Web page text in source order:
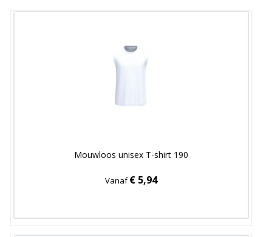
Mouwloos unisex T-shirt 190
Vanaf€ 5,94